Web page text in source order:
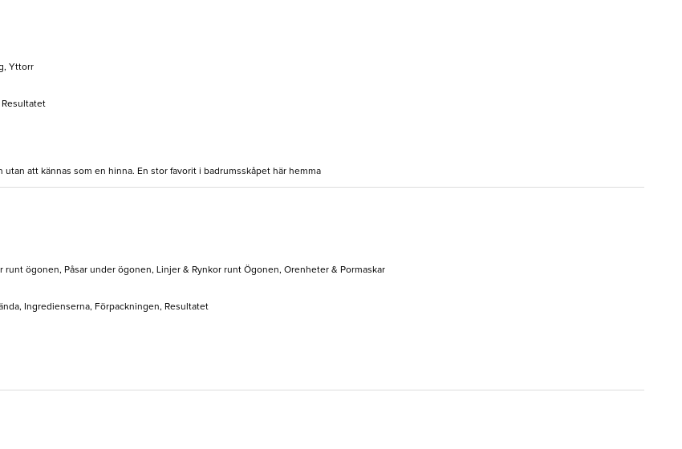
Yttorr
Resultatet
att kännas som en hinna. En stor favorit i badrumsskåpet här hemma
runt ögonen, Påsar under ögonen, Linjer & Rynkor runt Ögonen, Orenheter & Pormaskar
Ingredienserna, Förpackningen, Resultatet